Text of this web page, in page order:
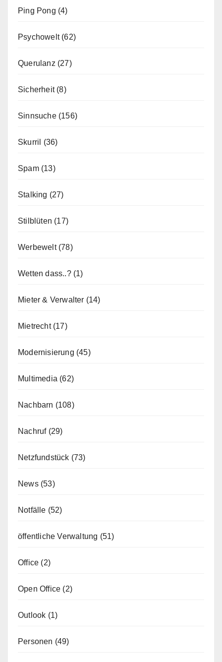
Ping Pong (4)
Psychowelt(62)
Querulanz (27)
Sicherheit(8)
Sinnsuche(156)
Skurril (36)
Spam(13)
Stalking (27)
Stilblüten (17)
Werbewelt(78)
Wetten dass..?(1)
Mieter & Verwalter (14)
Mietrecht(17)
Modernisierung (45)
Multimedia (62)
Nachbarn (108)
Nachruf(29)
Netzfundstück (73)
News(53)
Notfälle (52)
öffentliche Verwaltung (51)
Office (2)
Open Office (2)
Outlook (1)
Personen (49)